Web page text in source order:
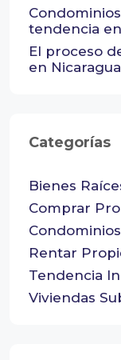
tendencia
El proceso
en
Categorías
Bienes
Comprar
Condominios
Rentar
Tendencia
Viviendas